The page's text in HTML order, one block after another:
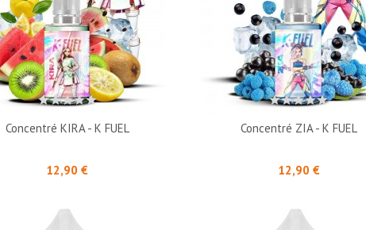
Concentré KIRA - K FUEL
12,90 €
Concentré ZIA - K FUEL
12,90 €Prix